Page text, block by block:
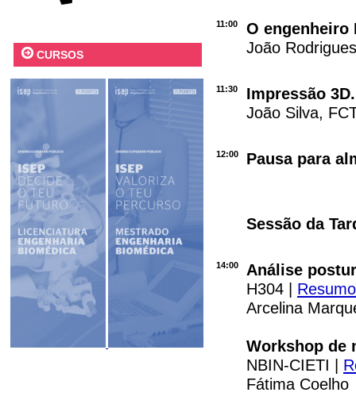
CURSOS
11:00
O
João
11:30
Impressão
João Silva,
12:00 Pausa para
Sessão da
14:00
Análise
H304 |
Arcelina
Workshop de
NBIN-CIETI |
Fátima Coelho